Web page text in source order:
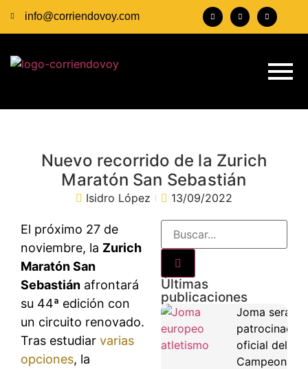
info@corriendovoy.com
Nuevo recorrido de la Zurich
Maratón San Sebastián
Isidro López 13/09/2022
El próximo 27 de
noviembre, la Zurich
Maratón San
Sebastián afrontará
su 44ª edición con
un circuito renovado.
Tras estudiar varias
opciones, la
Últimas
publicaciones
Joma será
patrocinador
oficial del
Campeonato